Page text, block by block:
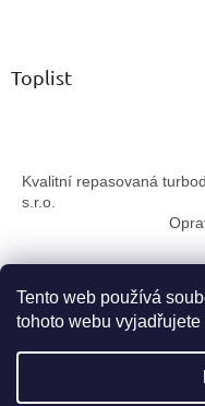
Tento web používá
tohoto webu
Toplist
Kvalitní repasovaná
s.r.o.